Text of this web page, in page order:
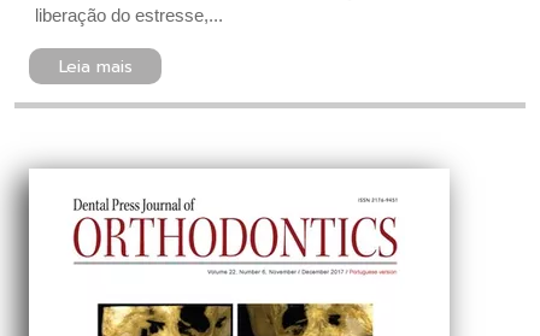
liberação do estresse,...
Leia mais